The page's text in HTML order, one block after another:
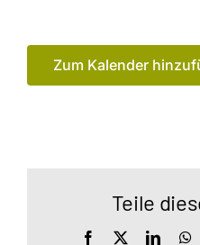
Zum Kalender
Teile
Facebook